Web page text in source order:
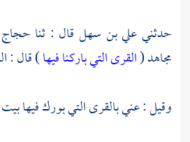
حدثنيعلي بن سهل قال : ثنا
مجاهد(القرى التي باركنا فيها) قال :
وقيل : عني بالقرى التي بورك فيها